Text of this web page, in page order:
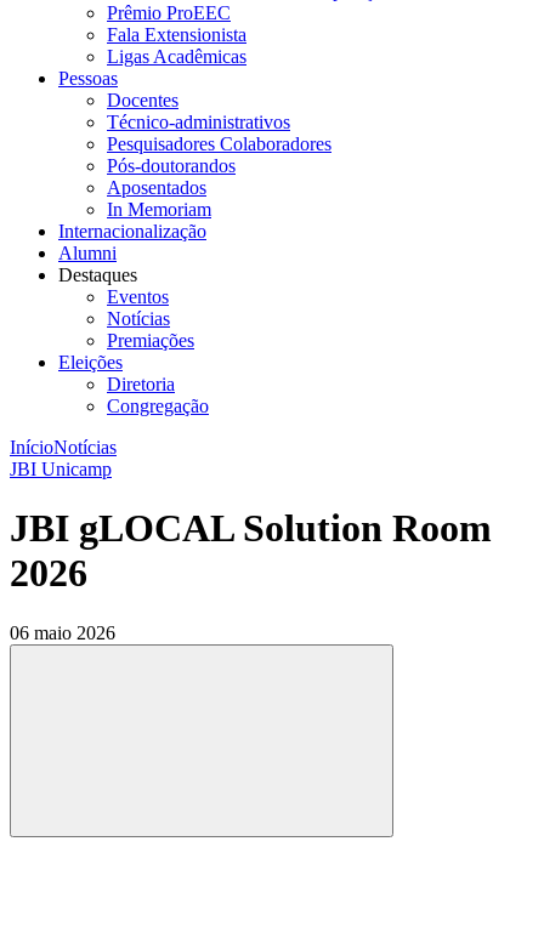
Prêmio ProEEC
Fala Extensionista
Ligas Acadêmicas
Pessoas
Docentes
Técnico-administrativos
Pesquisadores Colaboradores
Pós-doutorandos
Aposentados
In Memoriam
Internacionalização
Alumni
Destaques
Eventos
Notícias
Premiações
Eleições
Diretoria
Congregação
InícioNotícias
JBI Unicamp
JBI gLOCAL Solution Room
2026
06 maio 2026
Compartilhar